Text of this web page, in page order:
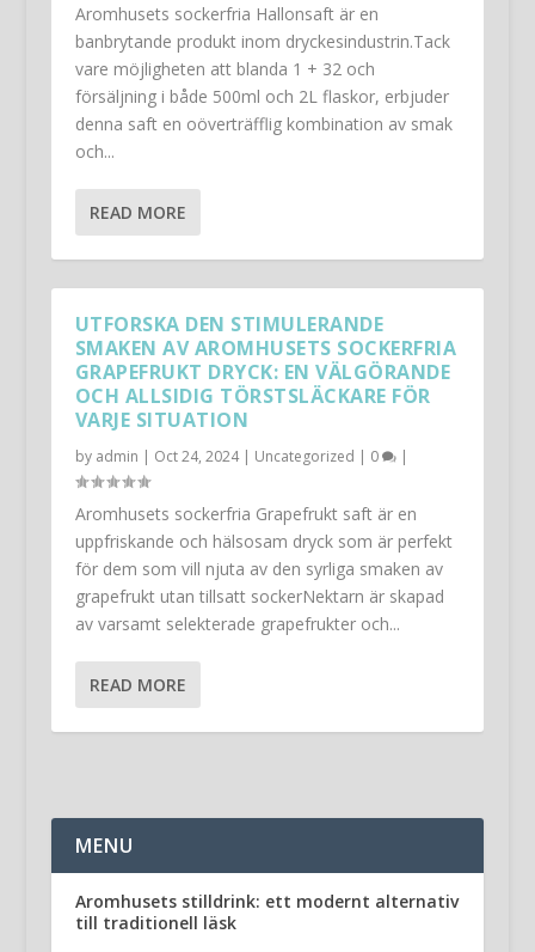
Aromhusets sockerfria Hallonsaft är en
banbrytande produkt inom dryckesindustrin.Tack
vare möjligheten att blanda 1 + 32 och
försäljning i både 500ml och 2L flaskor, erbjuder
denna saft en oöverträfflig kombination av smak
och...
READ MORE
UTFORSKA DEN STIMULERANDE
SMAKEN AV AROMHUSETS SOCKERFRIA
GRAPEFRUKT DRYCK: EN VÄLGÖRANDE
OCH ALLSIDIG TÖRSTSLÄCKARE FÖR
VARJE SITUATION
by admin | Oct 24, 2024| Uncategorized | 0 |
Aromhusets sockerfria Grapefrukt saft är en
uppfriskande och hälsosam dryck som är perfekt
för dem som vill njuta av den syrliga smaken av
grapefrukt utan tillsatt sockerNektarn är skapad
av varsamt selekterade grapefrukter och...
READ MORE
MENU
Aromhusets stilldrink: ett modernt alternativ
till traditionell läsk